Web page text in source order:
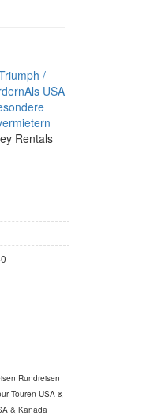
/
USA
Rentals
Rundreisen
Touren USA &
& Kanada